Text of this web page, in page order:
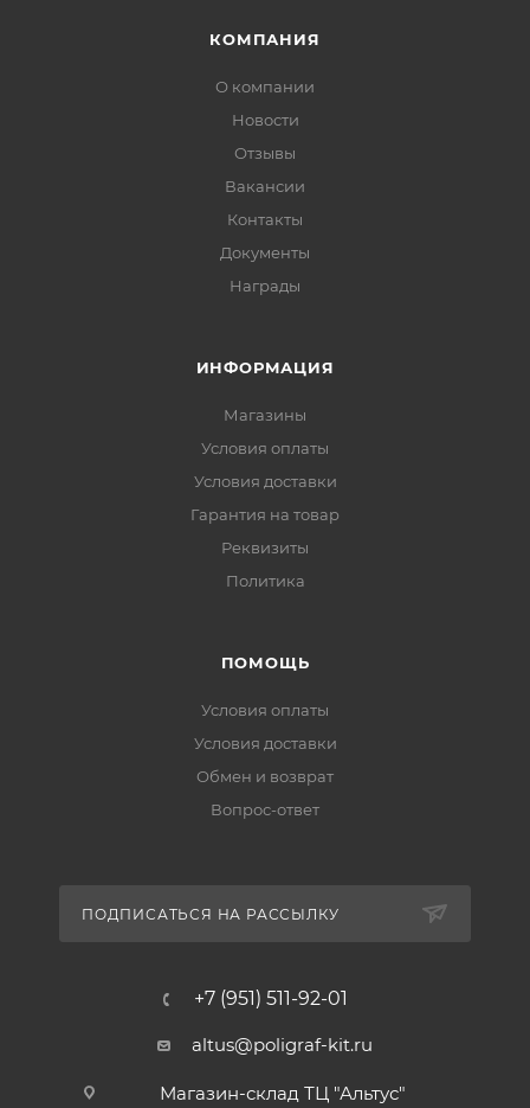
КОМПАНИЯ
О компании
Новости
Отзывы
Вакансии
Контакты
Документы
Награды
ИНФОРМАЦИЯ
Магазины
Условия оплаты
Условия доставки
Гарантия на товар
Реквизиты
Политика
ПОМОЩЬ
Условия оплаты
Условия доставки
Обмен и возврат
Вопрос-ответ
ПОДПИСАТЬСЯ НА РАССЫЛКУ
+7 (951) 511-92-01
altus@poligraf-kit.ru
Магазин-склад ТЦ "Альтус"